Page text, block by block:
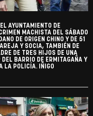
AYUNTAMIENTO DE
MACHISTA DEL SÁBADO
DE ORIGEN CHINO Y DE 51
Y SOCIA, TAMBIÉN DE
DE TRES HIJOS DE UNA
BARRIO DE ERMITAGAÑA Y
LA POLICÍA. IÑIGO